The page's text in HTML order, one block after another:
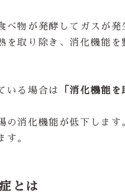
べ物が発酵してガスが発
を取り除き、消化機能を
いる場合は
「消化機能
の消化機能が低下します
す。
とは